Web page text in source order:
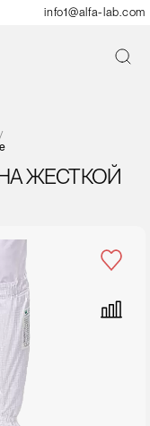
info1@alfa-lab.com
/
ЖЕСТКОЙ